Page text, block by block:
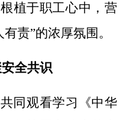
植于职工心中，营
责”的浓厚氛围。
全共识
同观看学习《中华